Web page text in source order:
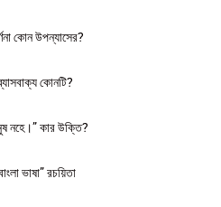
কোন উপন্যাসের?
কোনটি?
নহে।” কার উক্তি?
ভাষা” রচয়িতা